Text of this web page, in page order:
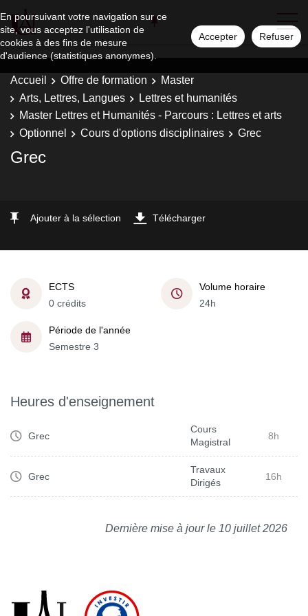
En poursuivant votre navigation sur ce
site, vous acceptez l'utilisation de
cookies à des fins de mesure
d'audience (statistiques anonymes).
Accepter Refuser
Accueil Offre de formation
Master
Arts, Lettres, Langues
Lettres et humanités
Master Lettres et Humanités - Parcours : Lettres et arts
Optionnel
Cours d'options disciplinaires Grec
Grec
Ajouter à la sélection Télécharger
ECTS
0 crédits
Volume horaire
24h
Période de l'année
Semestre 3
Heures d'enseignement
Grec
Cours
Magistral
8h
Grec
Travaux
Dirigés
16h
Dernière mise à jour le 10 juillet 2026